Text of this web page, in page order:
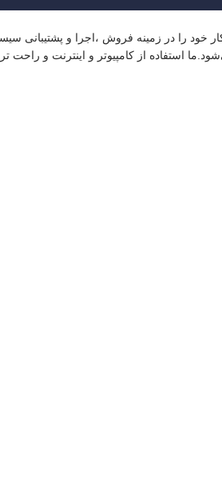
فنی مهندسی ارتباط ساز، نمایندگی تجهیزات ارتباطی پاناسونیک از
استفاده از کامپیوتر و اینترنت و راحت